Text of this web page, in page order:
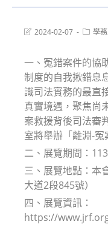
Post2024-02-07
Post學
一、冤錯案件的協
制度的自我揪錯息
識司法實務的最直
真實境遇，聚焦尚
案救援背後司法審
室將舉辦「離淵-冤
二、展覽期間：
三、展覽地點：本
大道2段845號）
四、展覽資訊：
https://